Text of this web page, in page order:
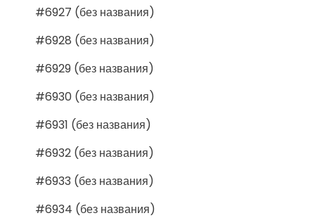
#6927 (без названия)
#6928 (без названия)
#6929 (без названия)
#6930 (без названия)
#6931 (без названия)
#6932 (без названия)
#6933 (без названия)
#6934 (без названия)